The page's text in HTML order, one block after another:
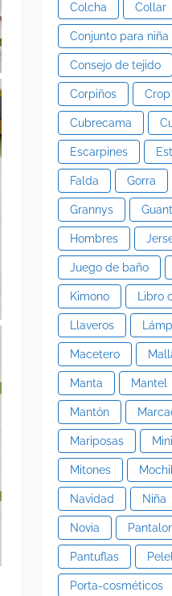
Colcha Collar
Conjunto para niña
Consejo de tejido
Corpiños Crop
Cubrecama
Escarpines
Falda Gorra
Grannys
Hombres
Juego de baño
Kimono Libro
Llaveros
Macetero
Manta Mantel
Mantón
Mariposas
Mitones
Navidad Niña
Novia
Pantuflas
Porta-cosméticos